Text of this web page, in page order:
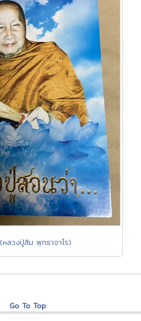
ลวงปู่สิม พุทธาจาโร)
Go To Top